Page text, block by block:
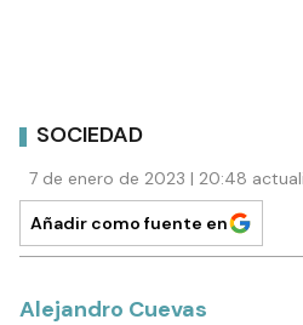
SOCIEDAD
7 de enero de 2023 | 20:48
Añadir como fuente en
Alejandro Cuevas